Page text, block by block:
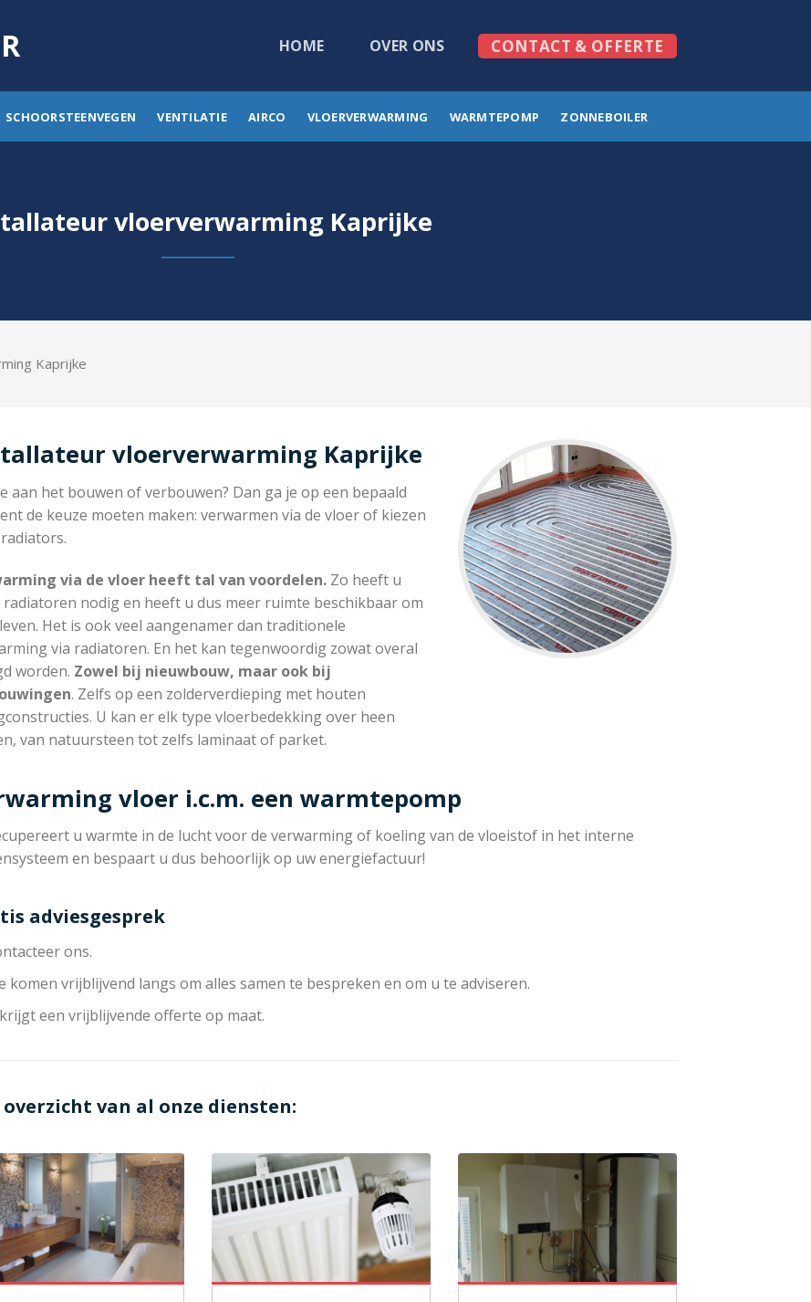
HOME OVER ONS CONTACT & OFFERTE
SCHOORSTEENVEGEN VENTILATIE AIRCO VLOERVERWARMING WARMTEPOMP ZONNEBOILER
vloerverwarming Kaprijke
Kaprijke
vloerverwarming Kaprijke
aan het bouwen of verbouwen? Dan ga je op een bepaald
de keuze moeten maken: verwarmen via de vloer of kiezen
via de vloer heeft tal van voordelen. Zo heeft u
radiatoren nodig en heeft u dus meer ruimte beschikbaar om
Het is ook veel aangenamer dan traditionele
via radiatoren. En het kan tegenwoordig zowat overal
worden. Zowel bij nieuwbouw, maar ook bij
. Zelfs op een zolderverdieping met houten
U kan er elk type vloerbedekking over heen
van natuursteen tot zelfs laminaat of parket.
vloer i.c.m. een warmtepomp
u warmte in de lucht voor de verwarming of koeling van de vloeistof in het interne
en bespaart u dus behoorlijk op uw energiefactuur!
adviesgesprek
ons.
komen vrijblijvend langs om alles samen te bespreken en om u te adviseren.
een vrijblijvende offerte op maat.
overzicht van al onze diensten: